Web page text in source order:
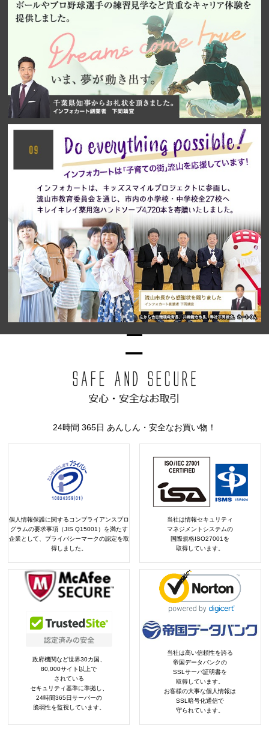
24時間 365日 あんしん・安全なお買い物！
個人情報保護に関するコンプライアンスプロ
グラムの要求事項（JIS Q15001）を満たす
企業として、プライバシーマークの認定を取
得しました。
当社は情報セキュリティ
マネジメントシステムの
国際規格ISO27001を
取得しています。
政府機関など世界30カ国、
80,000サイト以上で
されている
セキュリティ基準に準拠し、
24時間365日サーバーの
脆弱性を監視しています。
当社は高い信頼性を誇る
帝国データバンクの
SSLサーバ証明書を
取得しています。
お客様の大事な個人情報は
SSL暗号化通信で
守られています。